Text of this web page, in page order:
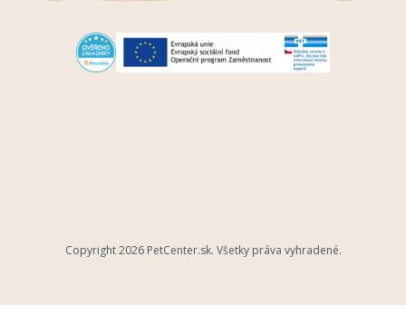
Copyright 2026 PetCenter.sk. Všetky práva vyhradené.